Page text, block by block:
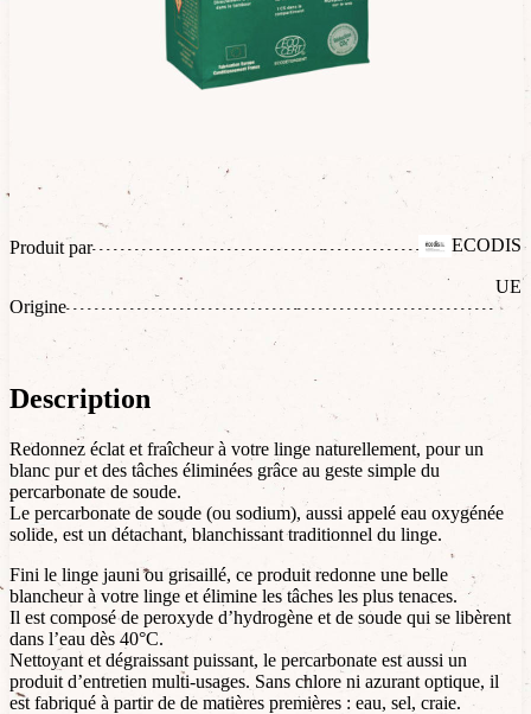
Produit par ECODIS
Origine
UE
Description
Redonnez éclat et fraîcheur à votre linge naturellement, pour un
blanc pur et des tâches éliminées grâce au geste simple du
percarbonate de soude.
Le percarbonate de soude (ou sodium), aussi appelé eau oxygénée
solide, est un détachant, blanchissant traditionnel du linge.
Fini le linge jauni ou grisaillé, ce produit redonne une belle
blancheur à votre linge et élimine les tâches les plus tenaces.
Il est composé de peroxyde d’hydrogène et de soude qui se libèrent
dans l’eau dès 40°C.
Nettoyant et dégraissant puissant, le percarbonate est aussi un
produit d’entretien multi-usages. Sans chlore ni azurant optique, il
est fabriqué à partir de de matières premières : eau, sel, craie.